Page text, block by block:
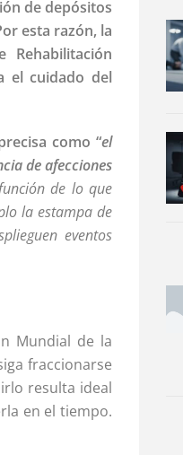
de depósitos
esta razón, la
Rehabilitación
el cuidado del
como “el
de afecciones
de lo que
la estampa de
eventos
Mundial de la
fraccionarse
resulta ideal
en el tiempo.